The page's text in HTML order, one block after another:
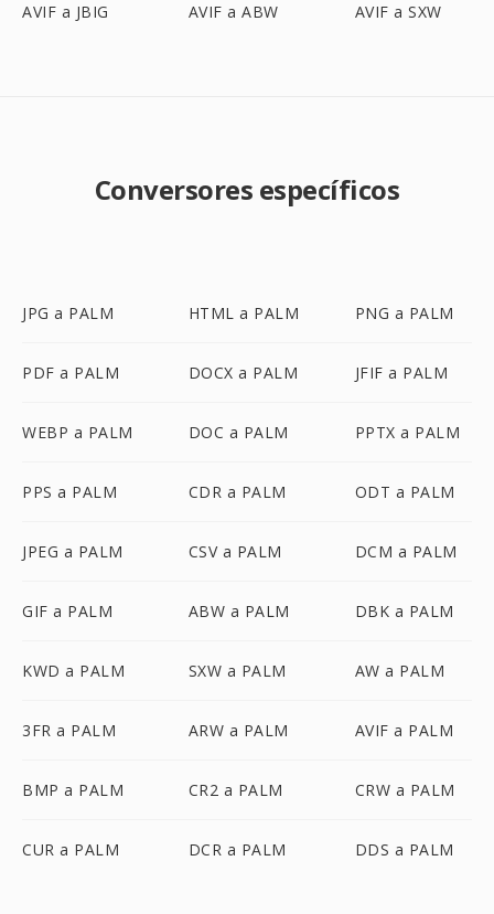
AVIF a JBIG AVIF a ABW AVIF a SXW
Conversores específicos
JPG a PALM HTML a PALM PNG a PALM
PDF a PALM DOCX a PALM JFIF a PALM
WEBP a PALM DOC a PALM PPTX a PALM
PPS a PALM CDR a PALM ODT a PALM
JPEG a PALM CSV a PALM DCM a PALM
GIF a PALM ABW a PALM DBK a PALM
KWD a PALM SXW a PALM AW a PALM
3FR a PALM ARW a PALM AVIF a PALM
BMP a PALM CR2 a PALM CRW a PALM
CUR a PALM DCR a PALM DDS a PALM